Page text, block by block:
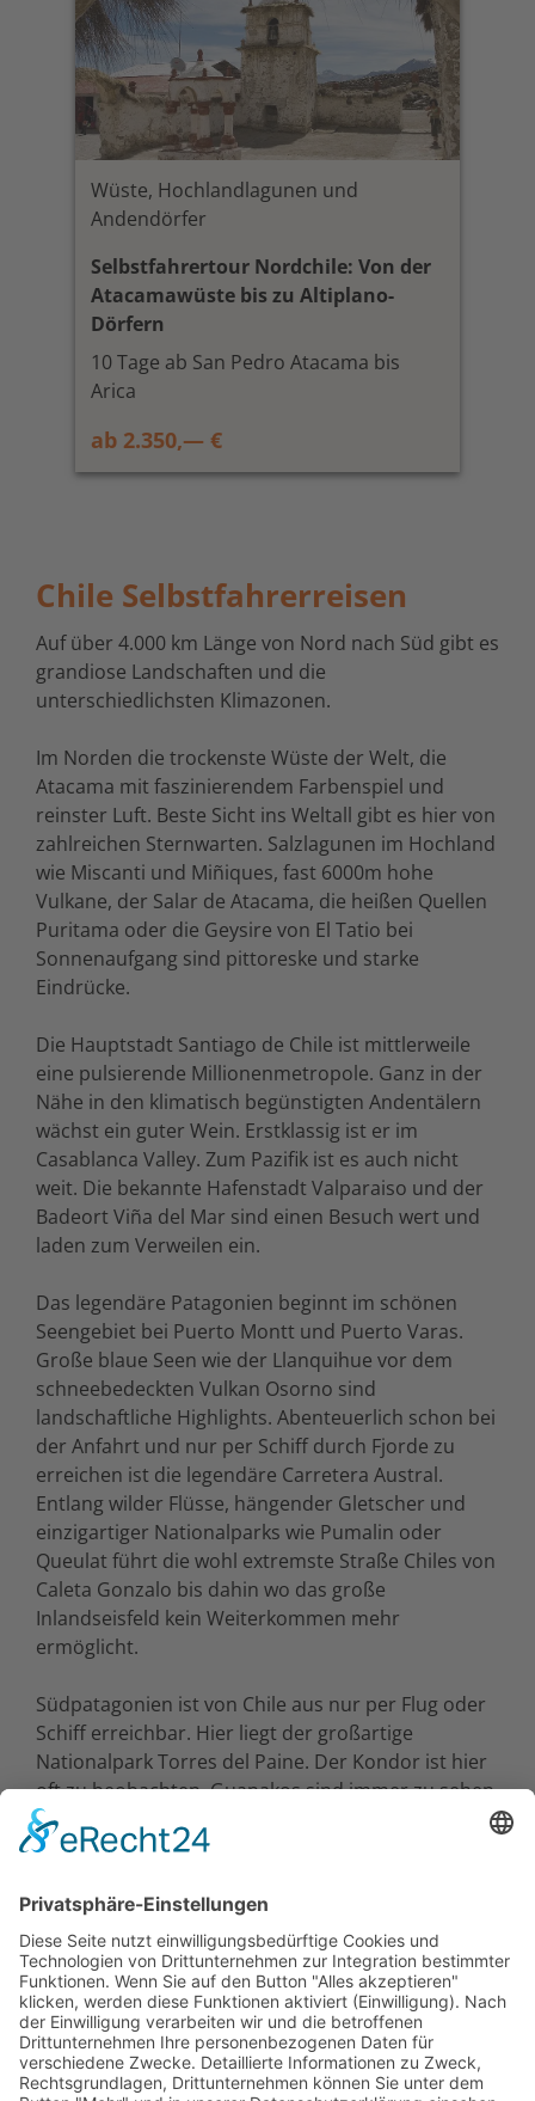
Wüste, Hochlandlagunen und
Andendörfer
Selbstfahrertour Nordchile: Von der
Atacamawüste bis zu Altiplano-
Dörfern
10 Tage ab San Pedro Atacama bis
Arica
ab 2.350,— €
Chile Selbstfahrerreisen
Auf über 4.000 km Länge von Nord nach Süd gibt es
grandiose Landschaften und die
unterschiedlichsten Klimazonen.
Im Norden die trockenste Wüste der Welt, die
Atacama mit faszinierendem Farbenspiel und
reinster Luft. Beste Sicht ins Weltall gibt es hier von
zahlreichen Sternwarten. Salzlagunen im Hochland
wie Miscanti und Miñiques, fast 6000m hohe
Vulkane, der Salar de Atacama, die heißen Quellen
Puritama oder die Geysire von El Tatio bei
Sonnenaufgang sind pittoreske und starke
Eindrücke.
Die Hauptstadt Santiago de Chile ist mittlerweile
eine pulsierende Millionenmetropole. Ganz in der
Nähe in den klimatisch begünstigten Andentälern
wächst ein guter Wein. Erstklassig ist er im
Casablanca Valley. Zum Pazifik ist es auch nicht
weit. Die bekannte Hafenstadt Valparaiso und der
Badeort Viña del Mar sind einen Besuch wert und
laden zum Verweilen ein.
Das legendäre Patagonien beginnt im schönen
Seengebiet bei Puerto Montt und Puerto Varas.
Große blaue Seen wie der Llanquihue vor dem
schneebedeckten Vulkan Osorno sind
landschaftliche Highlights. Abenteuerlich schon bei
der Anfahrt und nur per Schiff durch Fjorde zu
erreichen ist die legendäre Carretera Austral.
Entlang wilder Flüsse, hängender Gletscher und
einzigartiger Nationalparks wie Pumalin oder
Queulat führt die wohl extremste Straße Chiles von
Caleta Gonzalo bis dahin wo das große
Inlandseisfeld kein Weiterkommen mehr
ermöglicht.
Südpatagonien ist von Chile aus nur per Flug oder
Schiff erreichbar. Hier liegt der großartige
Nationalpark Torres del Paine. Der Kondor ist hier
oft zu beobachten, Guanakos sind immer zu sehen,
Pumas dagegen selten, obwohl es nirgends auf der
Welt eine größere Pumadichte gibt. Das ‚Nest des
Gebirgsmassiv, das dem Park seinen Namen gab
und wie eine riesige Burg aus der Ebene ragt -
umgeben von Gletscherseen, blauen Lagunen und
tosenden Wasserfällen. In der Nähe liegt das nette
Städtchen Puerto Natales, etwas weiter weg Punta
Arenas ‚am Ende der Welt‘, Sprungbrett zur
Expeditionskreuzfahrt durch die Fjorde des